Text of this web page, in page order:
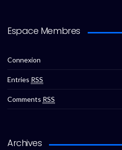
Espace Membres
Connexion
Entries RSS
Comments RSS
Archives